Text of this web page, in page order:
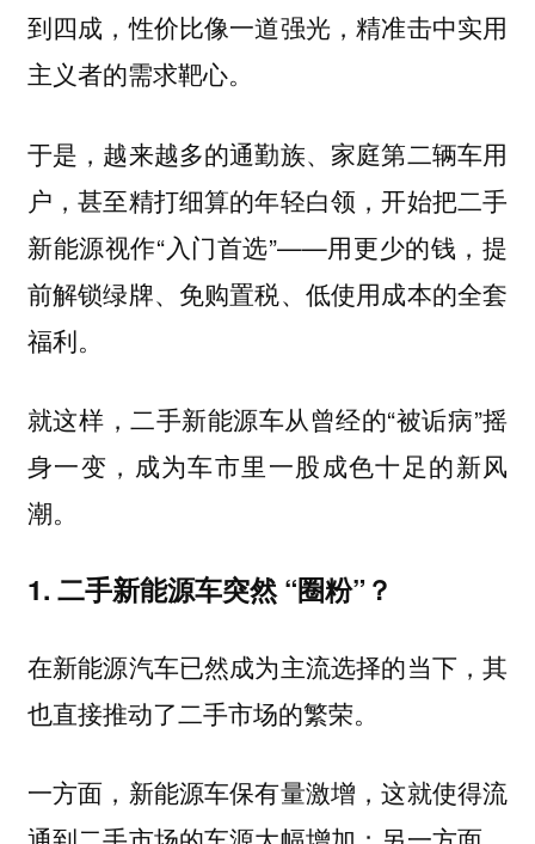
到四成，性价比像一道强光，精准击中实用
主义者的需求靶心。
于是，越来越多的通勤族、家庭第二辆车用
户，甚至精打细算的年轻白领，开始把二手
新能源视作“入门首选”——用更少的钱，提
前解锁绿牌、免购置税、低使用成本的全套
福利。
就这样，二手新能源车从曾经的“被诟病”摇
身一变，成为车市里一股成色十足的新风
潮。
1. 二手新能源车突然 “圈粉”？
在新能源汽车已然成为主流选择的当下，其
也直接推动了二手市场的繁荣。
一方面，新能源车保有量激增，这就使得流